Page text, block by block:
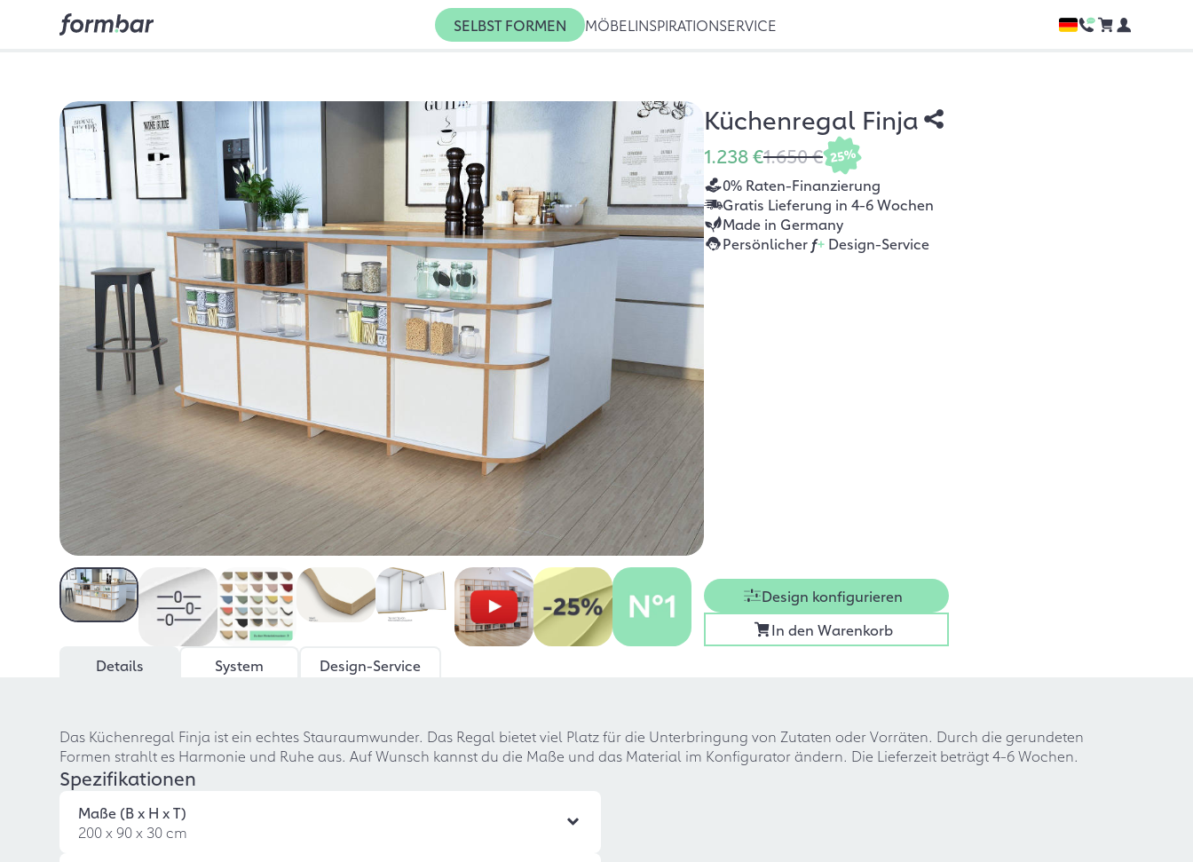
SELBST FORMEN MÖBEL INSPIRATIONSERVICE
Küchenregal Finja
1.238 €1.650 € 25%
0% Raten-Finanzierung
Gratis Lieferung in 4-6 Wochen
Made in Germany
Persönlicher f+Design-Service
Design konfigurieren
In den Warenkorb
Details
System Design-Service
Das Küchenregal Finja ist ein echtes Stauraumwunder. Das Regal bietet viel Platz für die Unterbringung von Zutaten oder Vorräten. Durch die gerundeten
Formen strahlt es Harmonie und Ruhe aus. Auf Wunsch kannst du die Maße und das Material im Konfigurator ändern. Die Lieferzeit beträgt 4-6 Wochen.
Spezifikationen
Maße (B x H x T)
200 x 90 x 30 cm